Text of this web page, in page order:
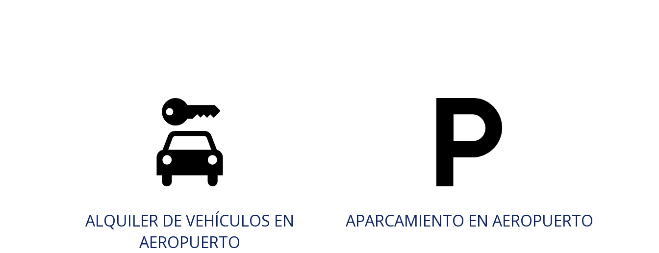
ALQUILER DE VEHÍCULOS EN
AEROPUERTO
APARCAMIENTO EN AEROPUERTO